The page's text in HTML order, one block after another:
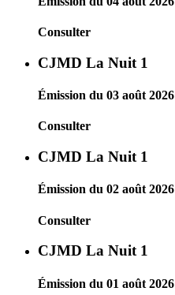
Consulter
CJMD La Nuit 1
Émission du 03 août 2026
Consulter
CJMD La Nuit 1
Émission du 02 août 2026
Consulter
CJMD La Nuit 1
Émission du 01 août 2026